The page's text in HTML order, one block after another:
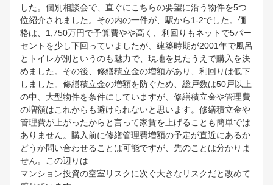
した。個別相談会で、直ぐにこちらの要望に沿う物件を5つ
位紹介されました。その内の一件が、駅から1-2でした。価
格は、1,750万円で予算費やや高く、利回りもネットで5パー
セントを少し下回っていましたが、建築時期が2001年で風呂
とトイレが別というのも魅力で、現地を見たうえで購入を決
めました。その後、修繕積立金の増額があり、利回りは低下
しました。修繕積立金の増額を防ぐため、総戸数は50戸以上
の中、大型物件を条件にしていますが、修繕積立金や管理費
の増額はこれからも避けられないと思います。修繕積立金や
管理費が上がったからと言って家賃を上げることも簡単では
ありません。購入前に修繕管理費増額の予定が直近にあるか
どうか問い合わせることは可能ですが、先のことは分かりま
せん。この辺りは
マンション投資の空室リスクに次ぐ大きなリスクだと改めて